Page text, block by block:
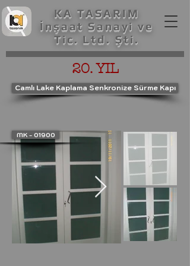
KA TASARIM
İnşaat Sanayi ve
Tic. Ltd. Şti.
20. YIL
Camlı Lake Kaplama Senkronize Sürme Kapı
MK - 01900